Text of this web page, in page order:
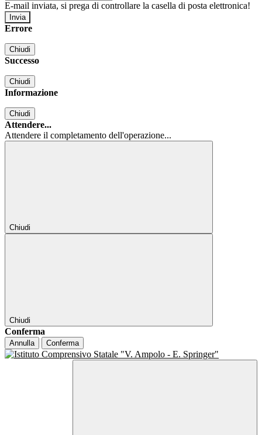
E-mail inviata, si prega di controllare la casella di posta elettronica!
Errore
Chiudi
Successo
Chiudi
Informazione
Chiudi
Attendere...
Attendere il completamento dell'operazione...
Chiudi
Chiudi
Conferma
Annulla Conferma